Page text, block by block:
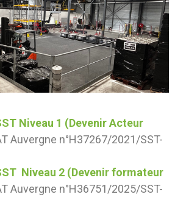
Niveau 1 (Devenir Acteur
Auvergne n°H37267/2021/SST-
Niveau 2 (Devenir formateur
Auvergne n°H36751/2025/SST-